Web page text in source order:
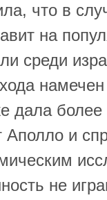
что в
на
среди
дала
и
не